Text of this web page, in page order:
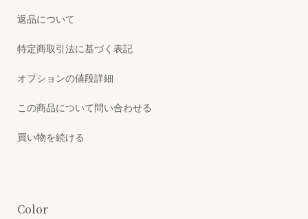
返品について
特定商取引法に基づく表記
オプションの値段詳細
この商品について問い合わせる
買い物を続ける
Color